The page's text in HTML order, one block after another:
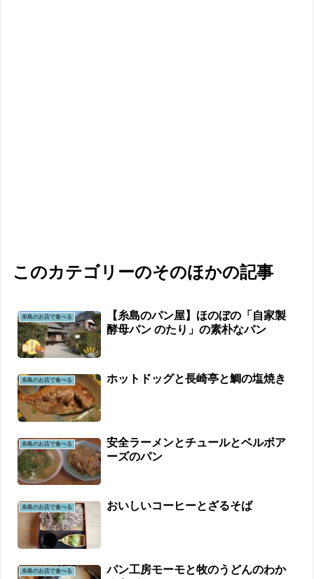
このカテゴリーのそのほかの記事
糸島のお店で食べる
【糸島のパン屋】ほのぼの「自家製
酵母パン のたり」の素朴なパン
糸島のお店で食べる ホットドッグと長崎亭と鯛の塩焼き
糸島のお店で食べる
安全ラーメンとチュールとベルボア
ーズのパン
糸島のお店で食べる おいしいコーヒーとざるそば
糸島のお店で食べる
パン工房モーモと牧のうどんのわか